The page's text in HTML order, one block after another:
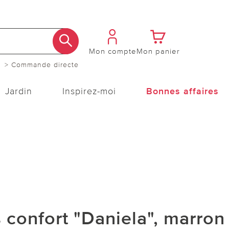
> Commande directe
Mon compteMon panier
Jardin Inspirez-moi Bonnes affaires
confort "Daniela", marron